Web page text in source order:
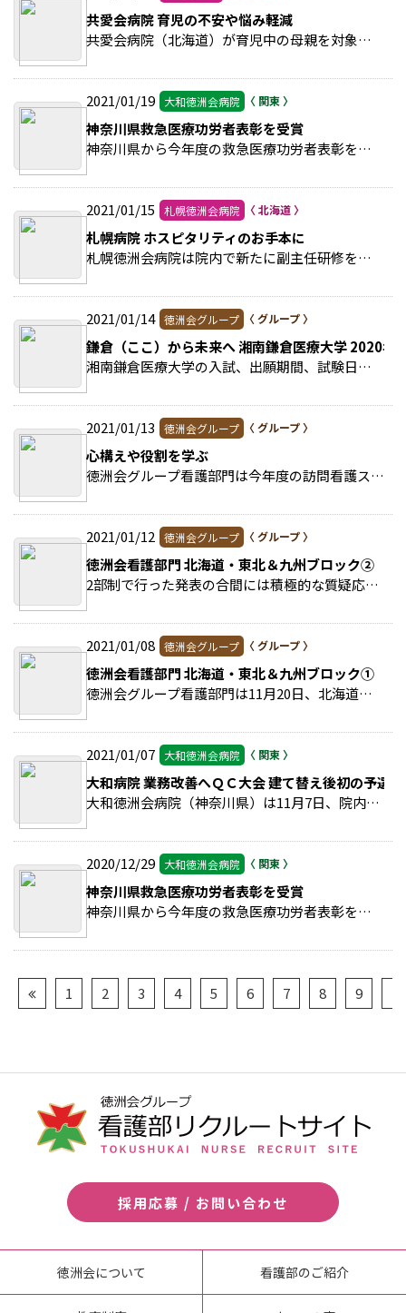
共愛会病院 育児の不安や悩み軽減
共愛会病院（北海道）が育児中の母親を対象に開催している「オンラインママミーティング」が好評だ。 >>続きを読む
2021/01/19 大和徳洲会病院
神奈川県救急医療功労者表彰を受賞
神奈川県から今年度の救急医療功労者表彰を受けた大和徳洲会病院は、院内で表彰式を開催した。 >>続きを読む
2021/01/15 札幌徳洲会病院
札幌病院 ホスピタリティのお手本に
札幌徳洲会病院は院内で新たに副主任研修を実施した。 >>続きを読む
2021/01/14 徳洲会グループ
鎌倉（ここ）から未来へ 湘南鎌倉医療大学 2020年
湘南鎌倉医療大学の入試、出願期間、試験日、試験会場についてご案内します。 >>続きを読む
2021/01/13 徳洲会グループ
心構えや役割を学ぶ
徳洲会グループ看護部門は今年度の訪問看護ステーション（訪看ＳＴ）管理者会議をオンラインで行った。 >>続きを読む
2021/01/12 徳洲会グループ
徳洲会看護部門 北海道・東北＆九州ブロック②
2部制で行った発表の合間には積極的な質疑応答があった。 >>続きを読む
2021/01/08 徳洲会グループ
徳洲会看護部門 北海道・東北＆九州ブロック①
徳洲会グループ看護部門は11月20日、北海道・東北ブロック（11病院）と九州ブロック（8病院）でそれぞれ業務改善発表会を開催した。 >>続きを読む
2021/01/07 大和徳洲会病院
大和病院 業務改善へＱＣ大会 建て替え後初の予選
大和徳洲会病院（神奈川県）は11月7日、院内でＱＣ（Quarity Control：品質管理）大会を開催した。 >>続きを読む
2020/12/29 大和徳洲会病院
神奈川県救急医療功労者表彰を受賞
神奈川県から今年度の救急医療功労者表彰を受けた大和徳洲会病院は、院内で表彰式を開催した。 >>続きを読む
1 2 3 4 5 6 7 8 9
採用応募 / お問い合わせ
徳洲会について 看護部のご紹介